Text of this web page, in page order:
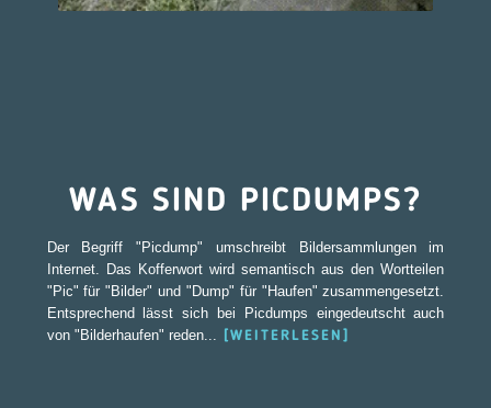
WAS SIND PICDUMPS?
Der Begriff "Picdump" umschreibt Bildersammlungen im
Internet. Das Kofferwort wird semantisch aus den Wortteilen
"Pic" für "Bilder" und "Dump" für "Haufen" zusammengesetzt.
Entsprechend lässt sich bei Picdumps eingedeutscht auch
von "Bilderhaufen" reden...
[WEITERLESEN]